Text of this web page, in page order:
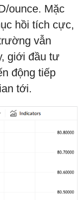
ounce. Mặc
hồi tích cực,
vẫn
giới đầu tư
động tiếp
tới.